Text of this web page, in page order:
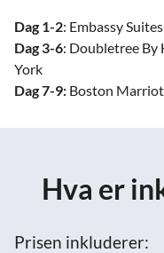
Dag 1-2: Embassy
Dag 3-6: Doubletree By
York
Dag 7-9: Boston
Hva er
Prisen inkluderer: